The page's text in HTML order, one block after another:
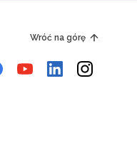
Wróć na górę